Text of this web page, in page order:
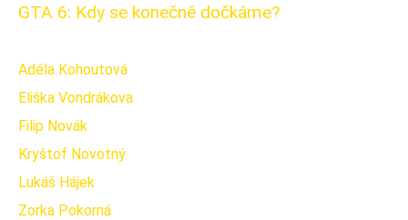
GTA 6: Kdy se konečně dočkáme?
Adéla Kohoutová
Eliška Vondrákova
Filip Novák
Kryštof Novotný
Lukáš Hájek
Zorka Pokorná